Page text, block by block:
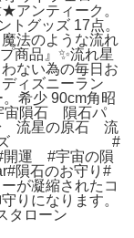
ンティーク。
トグッズ 17点。
法のような流れ
商品』✨流れ星
ない為の毎日お
ィズニーラン
希少 90cm角昭
宙隕石 隕石パ
流星の原石 流
シリーズ #
開運 #宇宙の隕
隕石のお守り#
が凝縮されたコ
りになります。
タローン